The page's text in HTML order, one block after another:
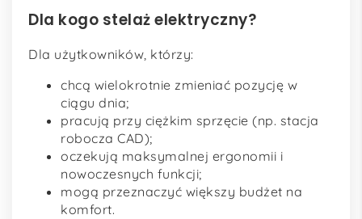
Dla kogo stelaż elektryczny?
Dla użytkowników, którzy:
chcą wielokrotnie zmieniać pozycję w
ciągu dnia;
pracują przy ciężkim sprzęcie (np. stacja
robocza CAD);
oczekują maksymalnej ergonomii i
nowoczesnych funkcji;
mogą przeznaczyć większy budżet na
komfort.